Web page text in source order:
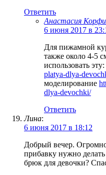
Ответить
Анастасия
6 июня 2017 в
Для пижамной
также около 4-5
использовать эту:
platya-dlya-
моделирование
dlya-devochki/
Ответить
Лина:
6 июня 2017 в 18:12
Добрый вечер.
прибавку нужно
брюк для девочки?